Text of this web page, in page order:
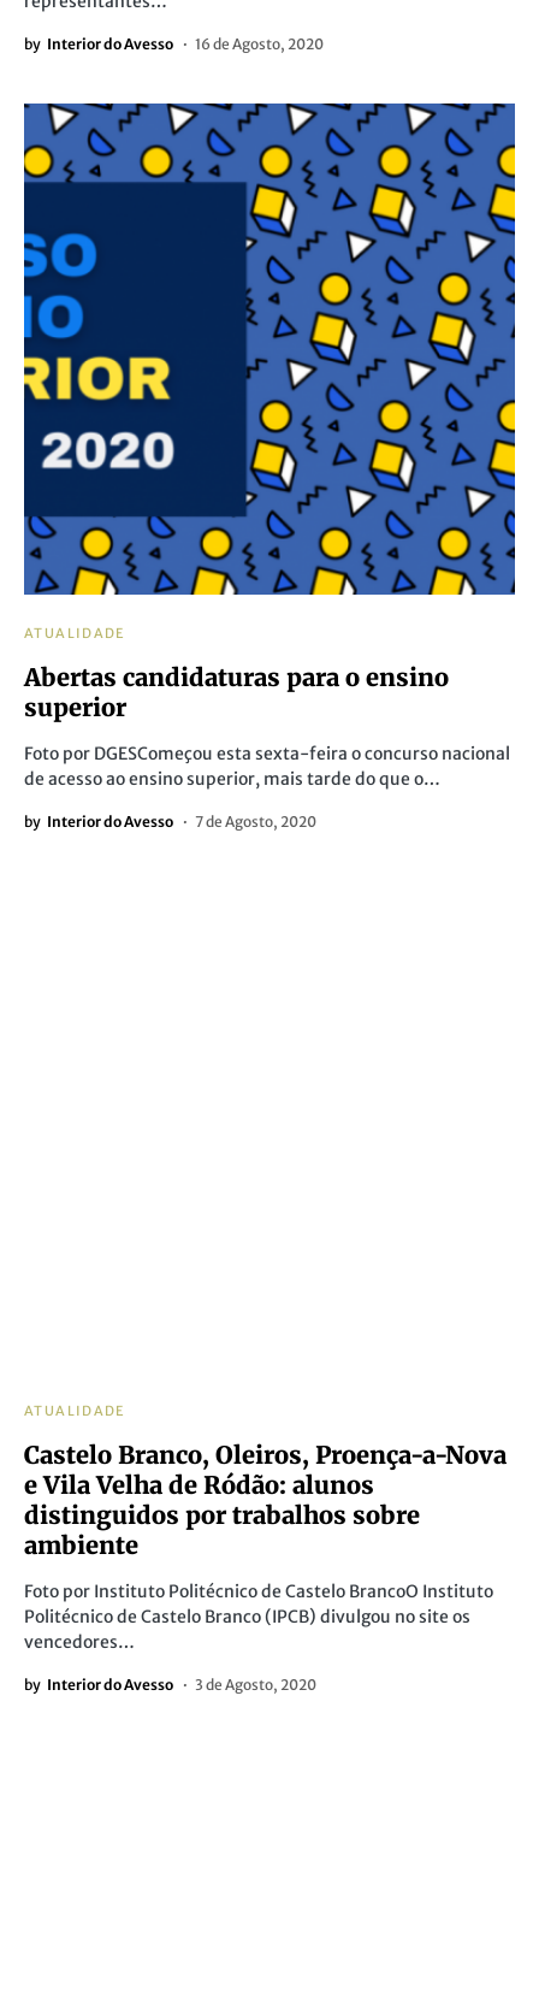
by Interior do Avesso 16 de Agosto, 2020
ATUALIDADE
Abertas candidaturas para o ensino
superior
Foto por DGESComeçou esta sexta-feira o concurso nacional
de acesso ao ensino superior, mais tarde do que o…
by Interior do Avesso 7 de Agosto, 2020
ATUALIDADE
Castelo Branco, Oleiros, Proença-a-Nova
e Vila Velha de Ródão: alunos
distinguidos por trabalhos sobre
ambiente
Foto por Instituto Politécnico de Castelo BrancoO Instituto
Politécnico de Castelo Branco (IPCB) divulgou no site os
vencedores…
by Interior do Avesso 3 de Agosto, 2020